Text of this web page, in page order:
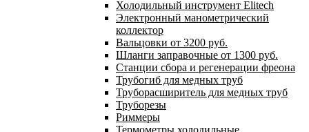
Холодильный инструмент Elitech
Электронный манометрический
коллектор
Вальцовки от 3200 руб.
Шланги заправочные от 1300 руб.
Станции сбора и регенерации фреона
Трубогиб для медных труб
Труборасширитель для медных труб
Труборезы
Риммеры
Термометры холодильные